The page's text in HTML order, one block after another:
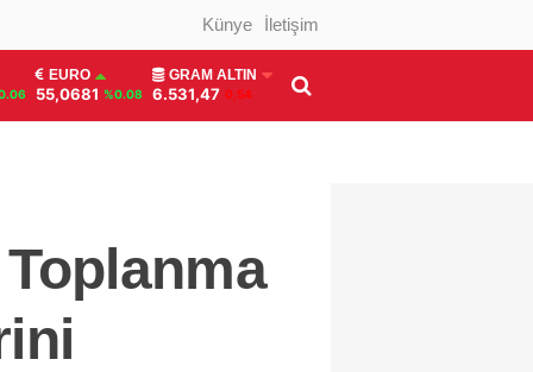
Künye İletişim
EURO
55,0681 %0.08
GRAM ALTIN
6.531,47 0,54